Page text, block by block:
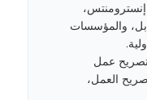
والمؤسسات
تصريح عمل
العمل،